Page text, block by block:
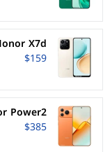
X7d
$159
Power2
$385